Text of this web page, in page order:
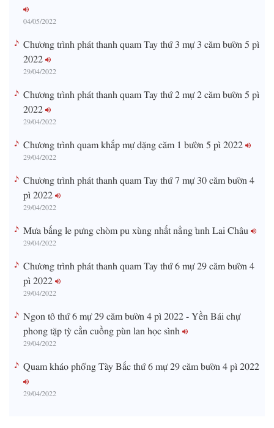
04/05/2022
Chương trình phát thanh quam Tay thứ 3 mự 3 căm bườn 5 pì
2022
29/04/2022
Chương trình phát thanh quam Tay thứ 2 mự 2 căm bườn 5 pì
2022
29/04/2022
Chương trình quam khắp mự dặng căm 1 bườn 5 pì 2022
29/04/2022
Chương trình phát thanh quam Tay thứ 7 mự 30 căm bườn 4
pì 2022
29/04/2022
Mưa bấng le pưng chòm pu xùng nhất nẳng tỉnh Lai Châu
29/04/2022
Chương trình phát thanh quam Tay thứ 6 mự 29 căm bườn 4
pì 2022
29/04/2022
Ngon tô thứ 6 mự 29 căm bườn 4 pì 2022 - Yền Bái chự
phong tặp tỳ cằn cuồng pùn lan học sình
29/04/2022
Quam kháo phổng Tày Bắc thứ 6 mự 29 căm bườn 4 pì 2022
29/04/2022